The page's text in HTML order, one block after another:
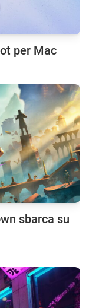
per Mac
sbarca su